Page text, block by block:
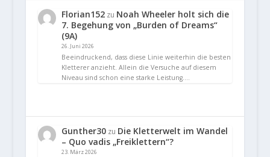
Florian152zu Noah Wheeler holt sich die
7. Begehung von „Burden of Dreams“
(9A)
26. Juni 2026
Beeindruckend, dass diese Linie weiterhin die besten
Kletterer anzieht. Allein die Versuche auf diesem
Niveau sind schon eine starke Leistung.…
Gunther30zu Die Kletterwelt im Wandel
– Quo vadis „Freiklettern“?
23. März 2026